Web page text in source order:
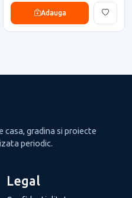
Adauga
casa, gradina si proiecte
periodic.
Legal